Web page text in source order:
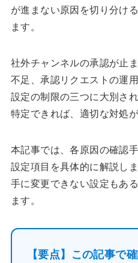
が進まない原因を切り分け
ます。
社外チャンネルの承認が止
不足、承認リクエストの運
設定の制限の三つに大別さ
特定できれば、適切な対処が
本記事では、各原因の確認
設定項目を具体的に解説し
手に変更できない設定もあ
ます。
【要点】この記事で